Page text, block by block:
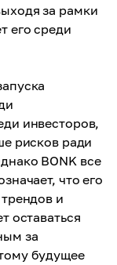
за рамки
его среди
инвесторов,
рисков ради
BONK все
что его
и
оставаться
за
будущее